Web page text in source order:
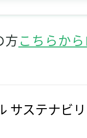
方こちらか
サステナビ